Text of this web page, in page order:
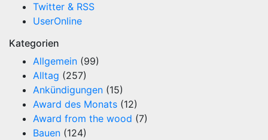
Twitter & RSS
UserOnline
Kategorien
Allgemein (99)
Alltag (257)
Ankündigungen (15)
Award des Monats (12)
Award from the wood (7)
Bauen (124)